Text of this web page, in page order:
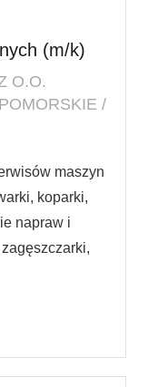
(m/k)
O.O.
/
maszyn
koparki,
napraw i